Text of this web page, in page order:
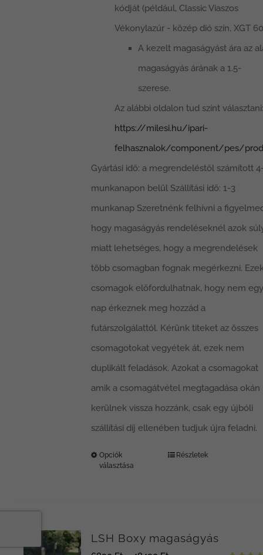
kódját (például, Classic Viaszos
Vékonylazúr - közép dió szín, XGT
A kezelt magaságyást ára az
magaságyás árának a 1.5-
szerese.
Az alábbi oldalon tud színt választani:
https://milesi.hu/ipari-
felhasznalok/component/pes/
Gyártási idő: a megrendeléstől számított
munkanapon belül Szállítási idő: 1-3
munkanap Szeretnénk felhívni a
hogy magaságyás rendeléseknél azok
miatt lehetséges, hogy a megrendelések
több csomagban fognak megérkezni.
csomagok előfordulhatnak, hogy nem egy
nap érkeznek meg hozzád a
futárszolgálattól. Kérünk titeket az összes
csomagotokat vegyétek át, ezek nem
duplikált feladások. Azokat a csomagokat
amik a csomagátvétel megtagadása okán
kerülnek vissza hozzánk, csak egy újbóli
szállítási díj ellenében tudjuk újra feladni.
Opciók
választása
Ennek
variációja
Részletek
LSH Boxy magaságyás